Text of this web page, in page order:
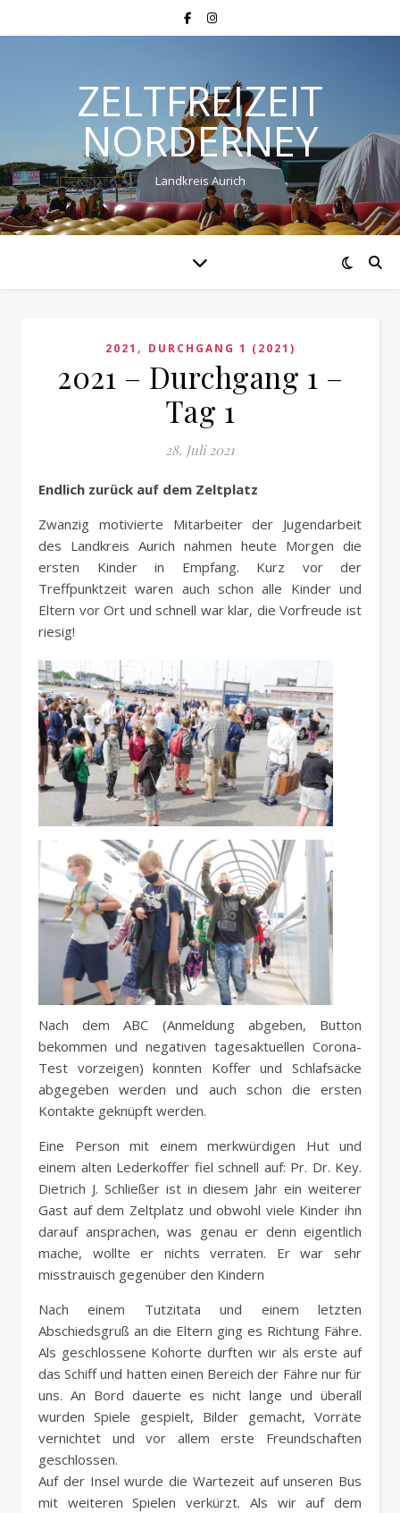
ZELTFREIZEIT
NORDERNEY
Landkreis Aurich
2021 , DURCHGANG 1 (2021)
2021 – Durchgang 1 –
Tag 1
28. Juli 2021
Endlich zurück auf dem Zeltplatz
Zwanzig motivierte Mitarbeiter der Jugendarbeit
des Landkreis Aurich nahmen heute Morgen die
ersten Kinder in Empfang. Kurz vor der
Treffpunktzeit waren auch schon alle Kinder und
Eltern vor Ort und schnell war klar, die Vorfreude ist
riesig!
Nach dem ABC (Anmeldung abgeben, Button
bekommen und negativen tagesaktuellen Corona-
Test vorzeigen) konnten Koffer und Schlafsäcke
abgegeben werden und auch schon die ersten
Kontakte geknüpft werden.
Eine Person mit einem merkwürdigen Hut und
einem alten Lederkoffer fiel schnell auf: Pr. Dr. Key.
Dietrich J. Schließer ist in diesem Jahr ein weiterer
Gast auf dem Zeltplatz und obwohl viele Kinder ihn
darauf ansprachen, was genau er denn eigentlich
mache, wollte er nichts verraten. Er war sehr
misstrauisch gegenüber den Kindern
Nach einem Tutzitata und einem letzten
Abschiedsgruß an die Eltern ging es Richtung Fähre.
Als geschlossene Kohorte durften wir als erste auf
das Schiff und hatten einen Bereich der Fähre nur für
uns. An Bord dauerte es nicht lange und überall
wurden Spiele gespielt, Bilder gemacht, Vorräte
vernichtet und vor allem erste Freundschaften
geschlossen.
Auf der Insel wurde die Wartezeit auf unseren Bus
mit weiteren Spielen verkürzt. Als wir auf dem